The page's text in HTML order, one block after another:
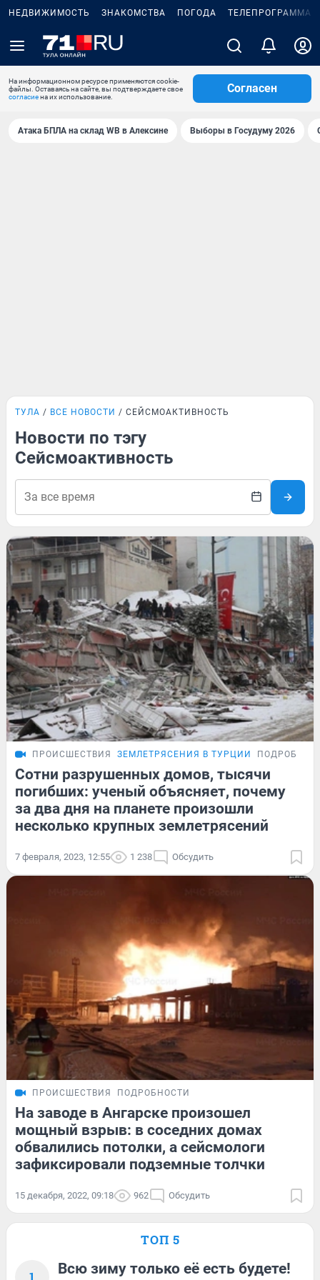
НЕДВИЖИМОСТЬ ЗНАКОМСТВА ПОГОДА ТЕЛЕПРОГРАММА
На информационном ресурсе применяются cookie-
файлы. Оставаясь на сайте, вы подтверждаете свое
согласиена их использование.
Согласен
Атака БПЛА на склад WB в Алексине Выборы в Госудуму 2026
ТУЛА ВСЕ НОВОСТИ СЕЙСМОАКТИВНОСТЬ
Новости по тэгу
Сейсмоактивность
ПРОИСШЕСТВИЯ ЗЕМЛЕТРЯСЕНИЯ В ТУРЦИИ
Сотни разрушенных домов, тысячи
погибших: ученый объясняет, почему
за два дня на планете произошли
несколько крупных землетрясений
7 февраля, 2023, 12:55 1 238 Обсудить
ПРОИСШЕСТВИЯ ПОДРОБНОСТИ
На заводе в Ангарске произошел
мощный взрыв: в соседних домах
обвалились потолки, а сейсмологи
зафиксировали подземные толчки
15 декабря, 2022, 09:18 962 Обсудить
ТОП 5
Всю зиму только её есть будете!